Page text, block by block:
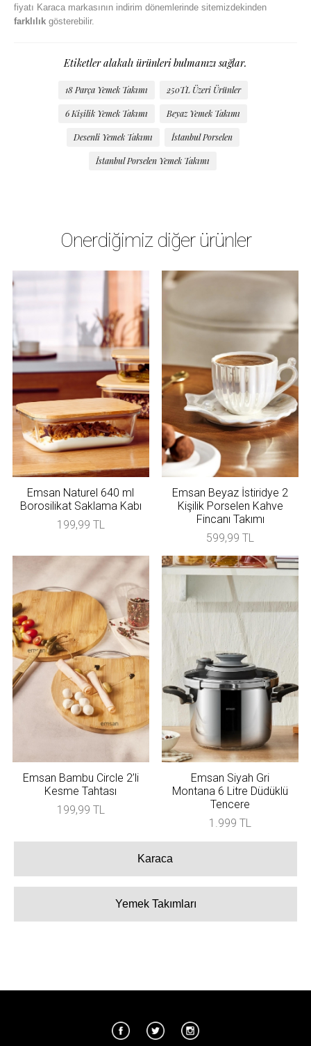
fiyatı Karaca markasının indirim dönemlerinde sitemizdekinden
farklılıkgösterebilir.
Etiketler alakalı ürünleri bulmanızı sağlar.
18 Parça Yemek Takımı 250TL Üzeri Ürünler
6 Kişilik Yemek Takımı Beyaz Yemek Takımı
Desenli Yemek Takımı İstanbul Porselen
İstanbul Porselen Yemek Takımı
Önerdiğimiz diğer ürünler
Emsan Naturel 640 ml
Borosilikat Saklama Kabı
199,99 TL
Emsan Beyaz İstiridye 2
Kişilik Porselen Kahve
Fincanı Takımı
599,99 TL
Emsan Bambu Circle 2’li
Kesme Tahtası
199,99 TL
Emsan Siyah Gri
Montana 6 Litre Düdüklü
Tencere
1.999 TL
Karaca
Yemek Takımları